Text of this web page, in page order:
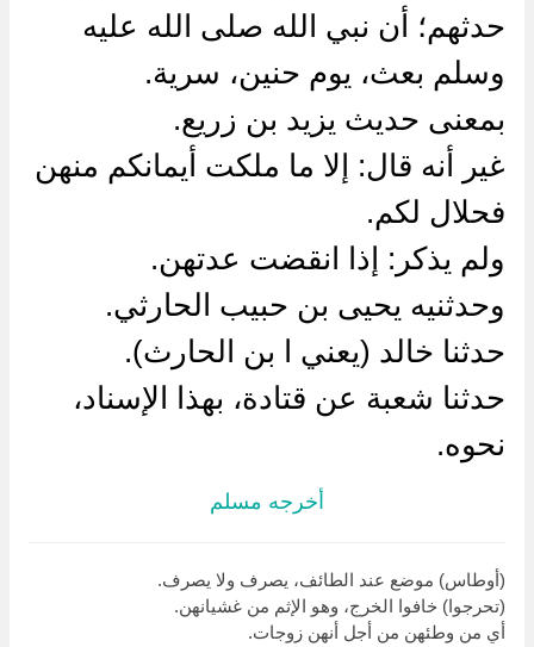
حدثهم؛ أن نبي الله صلى الله عليه
وسلم بعث، يوم حنين، سرية.
بمعنى حديث يزيد بن زريع.
غير أنه قال: إلا ما ملكت أيمانكم منهن
فحلال لكم.
ولم يذكر: إذا انقضت عدتهن.
وحدثنيه يحيى بن حبيب الحارثي.
حدثنا خالد (يعني ا بن الحارث).
حدثنا شعبة عن قتادة، بهذا الإسناد،
نحوه.
أخرجه مسلم
(أوطاس) موضع عند الطائف، يصرف ولا يصرف.
(تحرجوا) خافوا الخرج، وهو الإثم من غشيانهن.
أي من وطئهن من أجل أنهن زوجات.